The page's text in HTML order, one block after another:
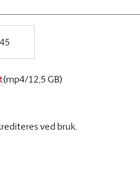
(mp4/12,5 GB)
ved bruk.